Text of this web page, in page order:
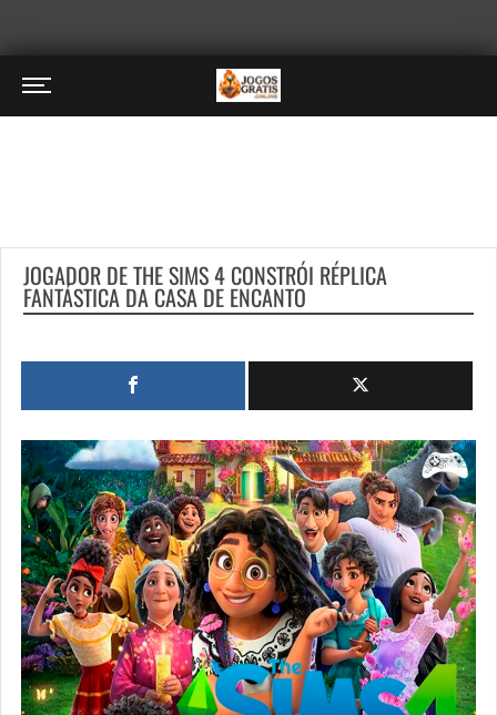
JOGADOR DE THE SIMS 4 CONSTRÓI RÉPLICA
FANTÁSTICA DA CASA DE ENCANTO